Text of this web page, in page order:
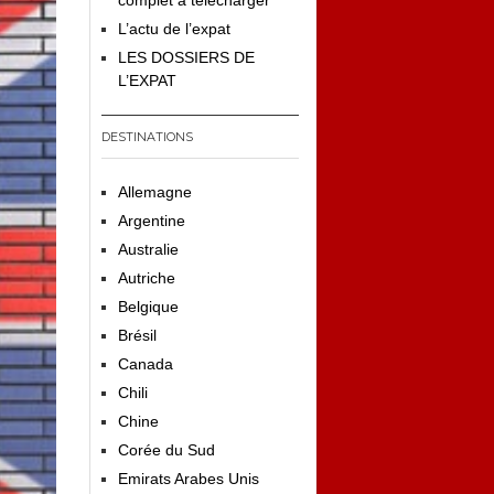
L’actu de l’expat
LES DOSSIERS DE
L’EXPAT
DESTINATIONS
Allemagne
Argentine
Australie
Autriche
Belgique
Brésil
Canada
Chili
Chine
Corée du Sud
Emirats Arabes Unis